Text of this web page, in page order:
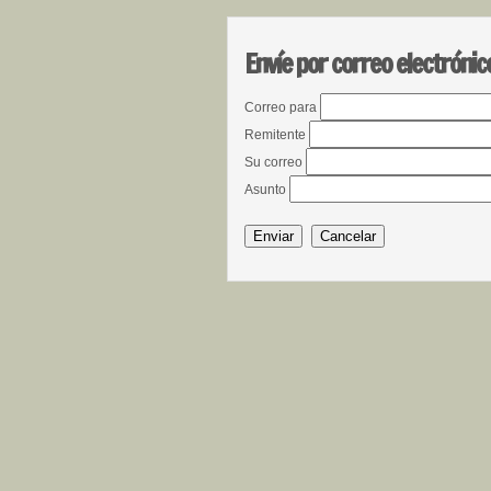
Envíe por correo
Correo para
Remitente
Su correo
Asunto
Enviar Cancelar